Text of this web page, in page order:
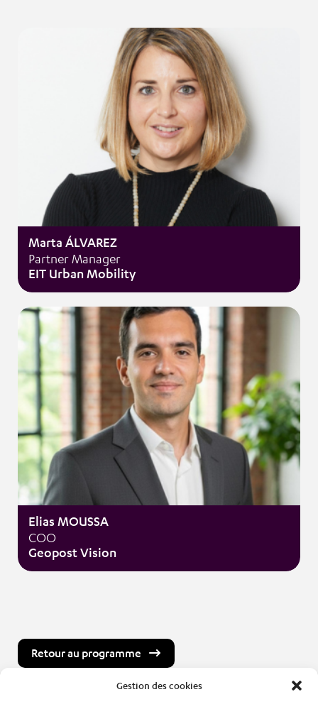
Gestion des cookies
Marta ÁLVAREZ
Partner Manager
EIT Urban Mobility
Elias MOUSSA
COO
Geopost Vision
Retour au programme